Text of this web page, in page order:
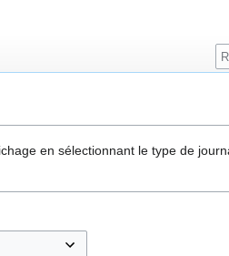
en sélectionnant le type de